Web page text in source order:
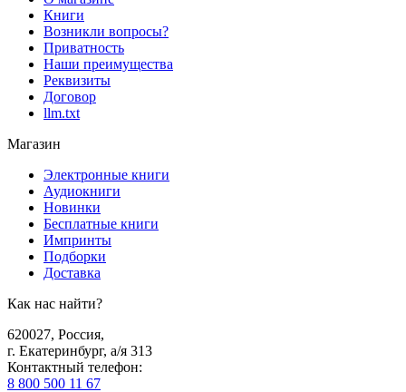
Книги
Возникли вопросы?
Приватность
Наши преимущества
Реквизиты
Договор
llm.txt
Магазин
Электронные книги
Аудиокниги
Новинки
Бесплатные книги
Импринты
Подборки
Доставка
Как нас найти?
620027, Россия,
г. Екатеринбург, а/я 313
Контактный телефон:
8 800 500 11 67